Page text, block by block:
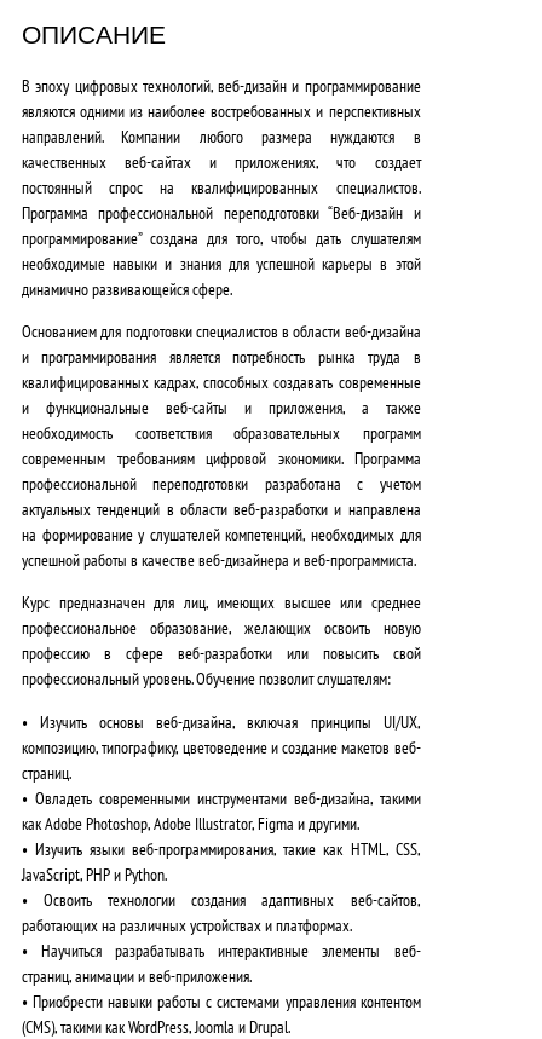
0
0
0
₽
.
ОПИСАНИЕ
В эпоху цифровых технологий, веб-дизайн и программирование
являются одними из наиболее востребованных и перспективных
направлений. Компании любого размера нуждаются в
качественных веб-сайтах и приложениях, что создает
постоянный спрос на квалифицированных специалистов.
Программа профессиональной переподготовки “Веб-дизайн и
программирование” создана для того, чтобы дать слушателям
необходимые навыки и знания для успешной карьеры в этой
динамично развивающейся сфере.
Основанием для подготовки специалистов в области веб-дизайна
и программирования является потребность рынка труда в
квалифицированных кадрах, способных создавать современные
и функциональные веб-сайты и приложения, а также
необходимость соответствия образовательных программ
современным требованиям цифровой экономики. Программа
профессиональной переподготовки разработана с учетом
актуальных тенденций в области веб-разработки и направлена
на формирование у слушателей компетенций, необходимых для
успешной работы в качестве веб-дизайнера и веб-программиста.
Курс предназначен для лиц, имеющих высшее или среднее
профессиональное образование, желающих освоить новую
профессию в сфере веб-разработки или повысить свой
профессиональный уровень. Обучение позволит слушателям:
•Изучить основы веб-дизайна, включая принципы UI/UX,
композицию, типографику, цветоведение и создание макетов веб-
страниц.
• Овладеть современными инструментамивеб-дизайна, такими
как Adobe Photoshop, Adobe Illustrator, Figma и другими.
•Изучить языки веб-программирования, такие как HTML, CSS,
JavaScript, PHP и Python.
•Освоить технологии создания адаптивных веб-сайтов,
работающих на различных устройствах и платформах.
•Научиться разрабатывать интерактивные элементы веб-
страниц, анимации и веб-приложения.
•Приобрести навыки работы с системами управления контентом
(CMS), такими как WordPress, Joomla и Drupal.